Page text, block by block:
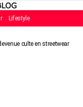
Lifestyle
culte en streetwear